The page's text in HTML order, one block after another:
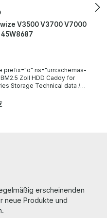
V3500 V3700 V7000
prefix="o" ns="urn:schemas-
Zoll HDD Caddy for
Storage Technical data /
/ Kompatibilität IBM
LieferumfangDelivery /
Details finden Sie auf den
Preis:
erscheinenden
neue Produkte und